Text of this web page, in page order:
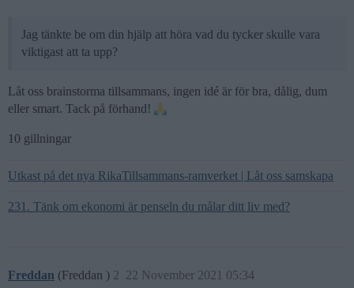
Jag tänkte be om din hjälp att höra vad du tycker skulle vara
viktigast att ta upp?
Låt oss brainstorma tillsammans, ingen idé är för bra, dålig, dum
eller smart. Tack på förhand!
10 gillningar
Utkast på det nya RikaTillsammans-ramverket | Låt oss samskapa
231. Tänk om ekonomi är penseln du målar ditt liv med?
Freddan (Freddan ) 22 November 2021 05:34
2